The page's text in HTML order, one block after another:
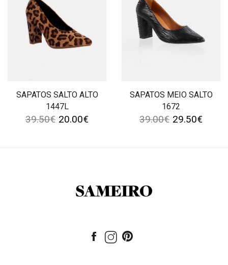
SAPATOS SALTO ALTO
1447L
39.50€ 20.00€
SAPATOS MEIO SALTO
1672
39.00€ 29.50€